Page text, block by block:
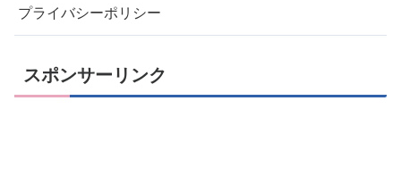
プライバシーポリシー
スポンサーリンク